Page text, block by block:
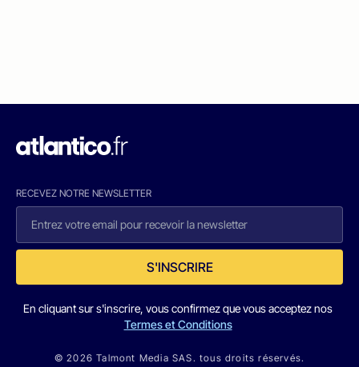
RECEVEZ NOTRE NEWSLETTER
S'INSCRIRE
En cliquant sur s'inscrire, vous confirmez que vous acceptez nos
Termes et Conditions
© 2026 Talmont Media SAS. tous droits réservés.